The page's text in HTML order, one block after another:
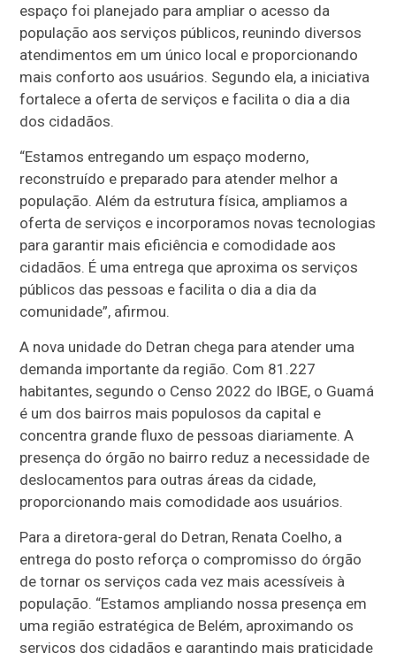
espaço foi planejado para ampliar o acesso da
população aos serviços públicos, reunindo diversos
atendimentos em um único local e proporcionando
mais conforto aos usuários. Segundo ela, a iniciativa
fortalece a oferta de serviços e facilita o dia a dia
dos cidadãos.
“Estamos entregando um espaço moderno,
reconstruído e preparado para atender melhor a
população. Além da estrutura física, ampliamos a
oferta de serviços e incorporamos novas tecnologias
para garantir mais eficiência e comodidade aos
cidadãos. É uma entrega que aproxima os serviços
públicos das pessoas e facilita o dia a dia da
comunidade”, afirmou.
A nova unidade do Detran chega para atender uma
demanda importante da região. Com 81.227
habitantes, segundo o Censo 2022 do IBGE, o Guamá
é um dos bairros mais populosos da capital e
concentra grande fluxo de pessoas diariamente. A
presença do órgão no bairro reduz a necessidade de
deslocamentos para outras áreas da cidade,
proporcionando mais comodidade aos usuários.
Para a diretora-geral do Detran, Renata Coelho, a
entrega do posto reforça o compromisso do órgão
de tornar os serviços cada vez mais acessíveis à
população. “Estamos ampliando nossa presença em
uma região estratégica de Belém, aproximando os
serviços dos cidadãos e garantindo mais praticidade